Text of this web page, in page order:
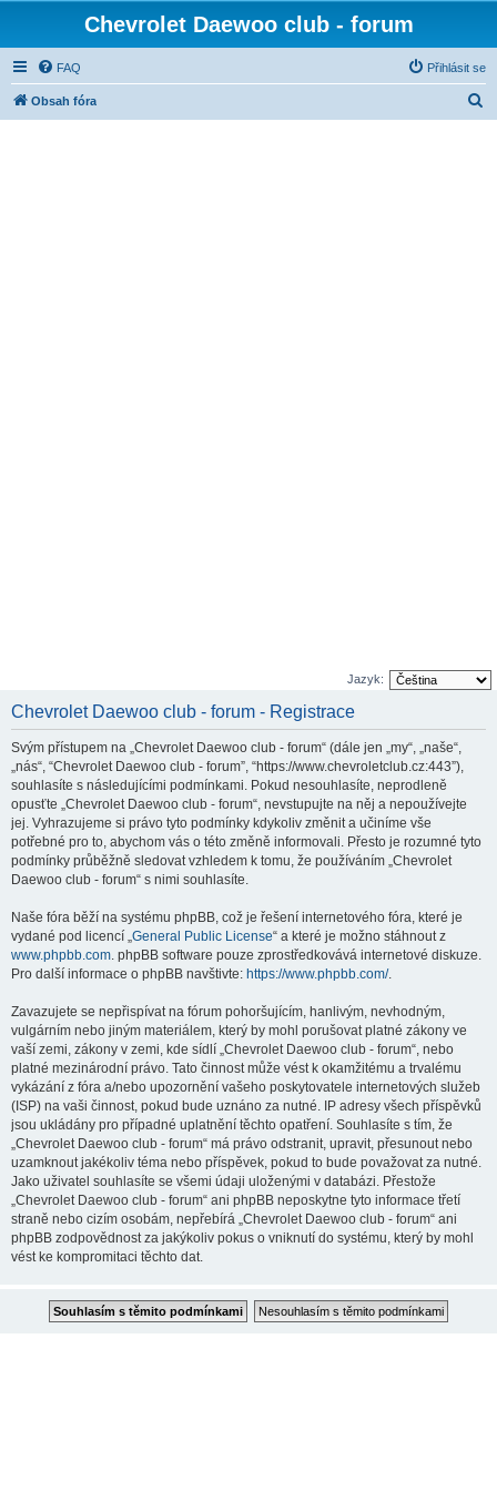
Chevrolet Daewoo club - forum
FAQ Přihlásit se
Obsah fóra
Jazyk:
Chevrolet Daewoo club - forum - Registrace
Svým přístupem na „Chevrolet Daewoo club - forum“ (dále jen „my“, „naše“,
„nás“, “Chevrolet Daewoo club - forum”, “https://www.chevroletclub.cz:443”),
souhlasíte s následujícími podmínkami. Pokud nesouhlasíte, neprodleně
opusťte „Chevrolet Daewoo club - forum“, nevstupujte na něj a nepoužívejte
jej. Vyhrazujeme si právo tyto podmínky kdykoliv změnit a učiníme vše
potřebné pro to, abychom vás o této změně informovali. Přesto je rozumné tyto
podmínky průběžně sledovat vzhledem k tomu, že používáním „Chevrolet
Daewoo club - forum“ s nimi souhlasíte.
Naše fóra běží na systému phpBB, což je řešení internetového fóra, které je
vydané pod licencí „General Public License“ a které je možno stáhnout z
www.phpbb.com. phpBB software pouze zprostředkovává internetové diskuze.
Pro další informace o phpBB navštivte: https://www.phpbb.com/.
Zavazujete se nepřispívat na fórum pohoršujícím, hanlivým, nevhodným,
vulgárním nebo jiným materiálem, který by mohl porušovat platné zákony ve
vaší zemi, zákony v zemi, kde sídlí „Chevrolet Daewoo club - forum“, nebo
platné mezinárodní právo. Tato činnost může vést k okamžitému a trvalému
vykázání z fóra a/nebo upozornění vašeho poskytovatele internetových služeb
(ISP) na vaši činnost, pokud bude uznáno za nutné. IP adresy všech příspěvků
jsou ukládány pro případné uplatnění těchto opatření. Souhlasíte s tím, že
„Chevrolet Daewoo club - forum“ má právo odstranit, upravit, přesunout nebo
uzamknout jakékoliv téma nebo příspěvek, pokud to bude považovat za nutné.
Jako uživatel souhlasíte se všemi údaji uloženými v databázi. Přestože
„Chevrolet Daewoo club - forum“ ani phpBB neposkytne tyto informace třetí
straně nebo cizím osobám, nepřebírá „Chevrolet Daewoo club - forum“ ani
phpBB zodpovědnost za jakýkoliv pokus o vniknutí do systému, který by mohl
vést ke kompromitaci těchto dat.